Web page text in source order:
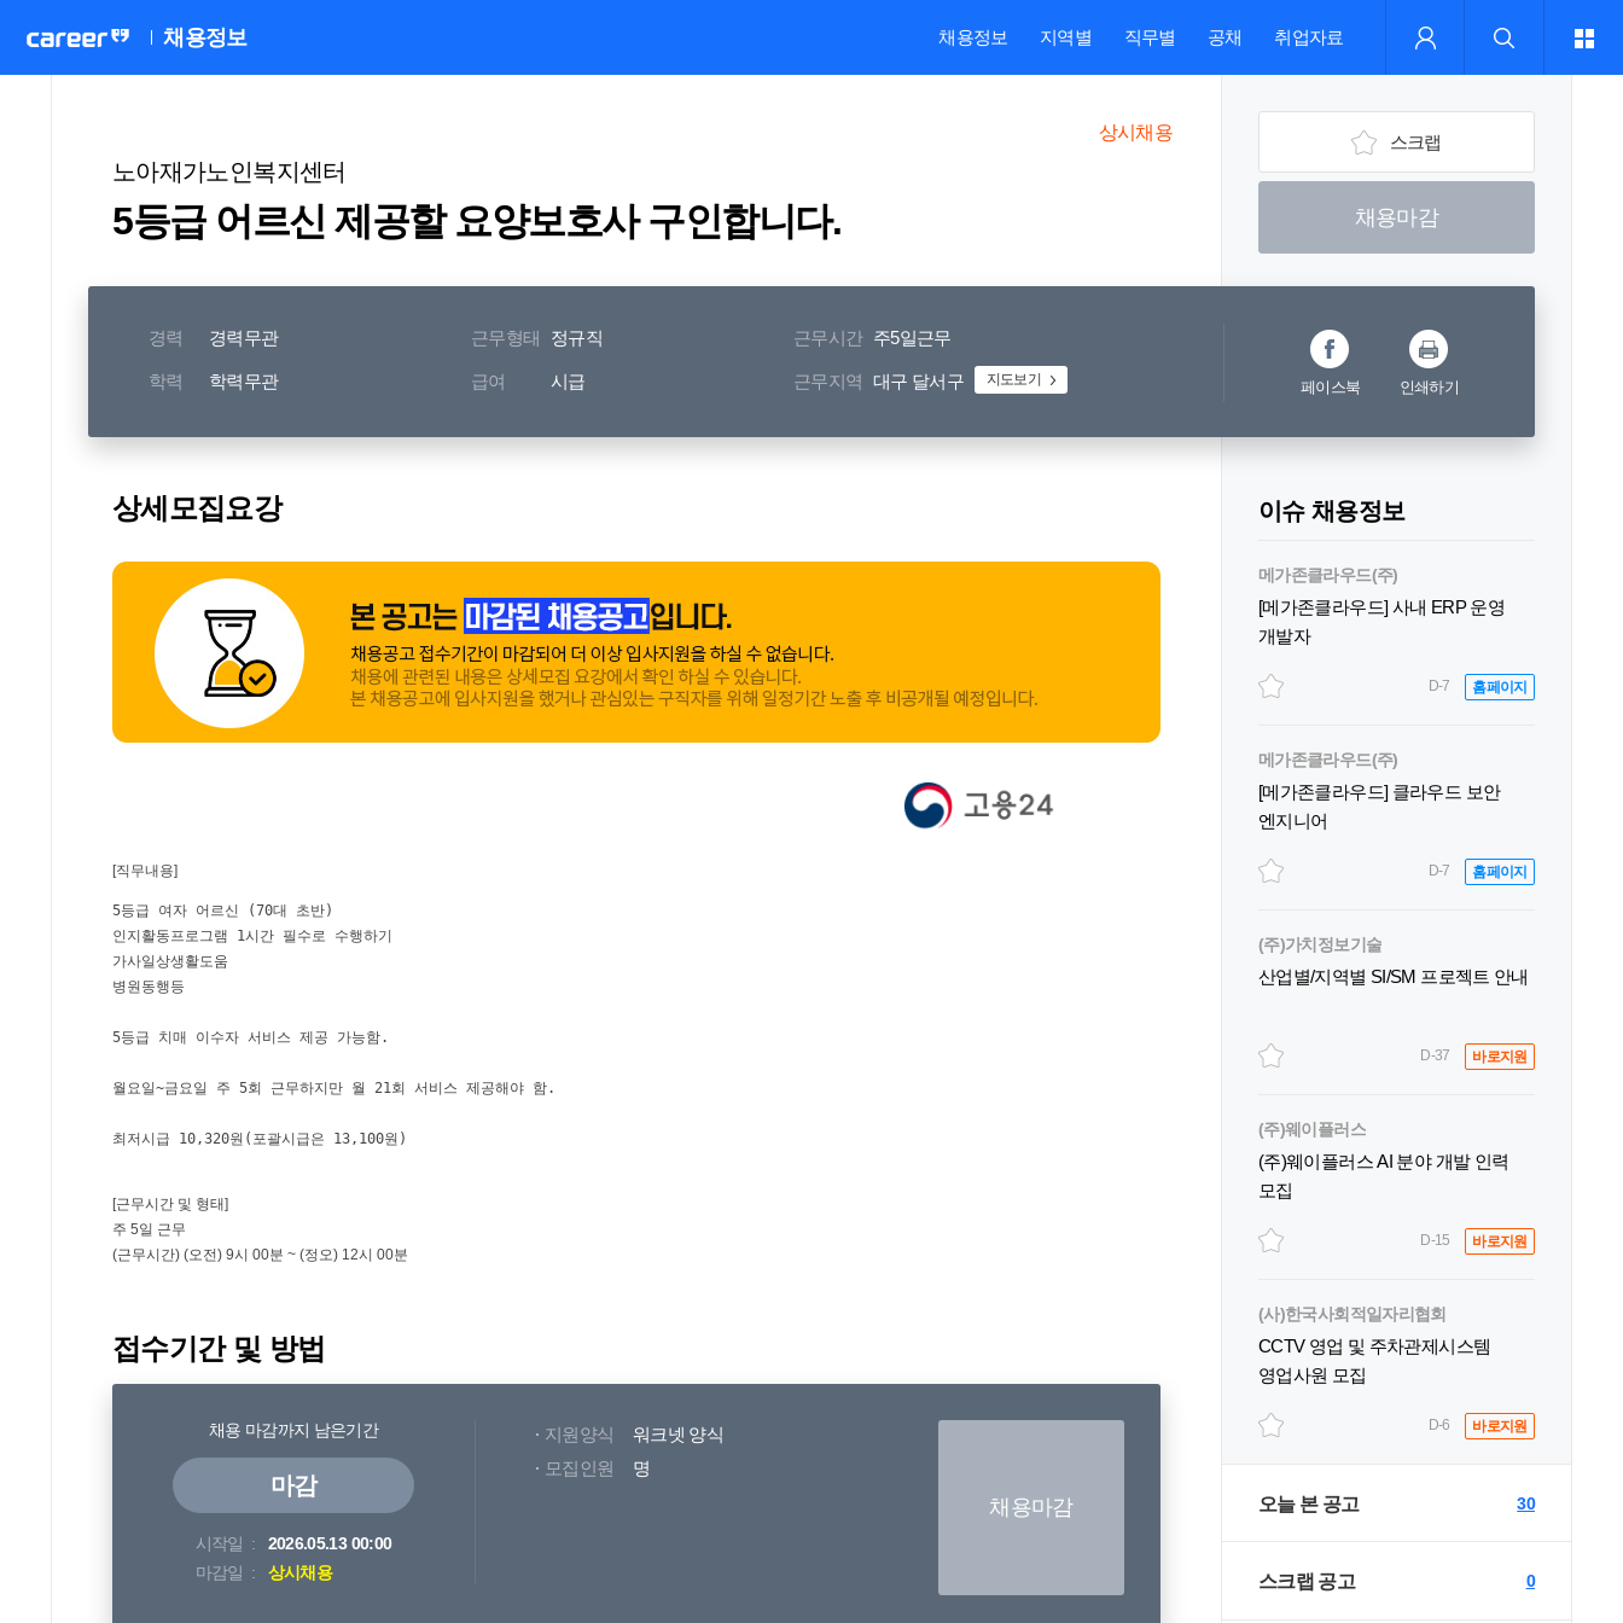
채용정보 채용정보 지역별 직무별 공채 취업자료
노아재가노인복지센터
5등급 어르신 제공할 요양보호사 구인합니다.
상시채용 스크랩
채용마감
경력 경력무관 근무형태 정규직 근무시간 주5일근무
학력 학력무관 급여 시급 근무지역 대구 달서구 지도보기 페이스북 인쇄하기
상세모집요강
접수기간 및 방법
채용 마감까지 남은기간
마감
시작일
2026.05.13 00:00
마감일
상시채용
지원양식
워크넷 양식
모집인원
명
채용마감
이슈 채용정보
메가존클라우드(주)
[메가존클라우드] 사내 ERP 운영
개발자
D-7 홈페이지
메가존클라우드(주)
[메가존클라우드] 클라우드 보안
엔지니어
D-7 홈페이지
(주)가치정보기술
산업별/지역별 SI/SM 프로젝트 안내
D-37 바로지원
(주)웨이플러스
(주)웨이플러스 AI 분야 개발 인력
모집
D-15 바로지원
(사)한국사회적일자리협회
CCTV 영업 및 주차관제시스템
영업사원 모집
D-6 바로지원
오늘 본 공고 30
스크랩 공고 0